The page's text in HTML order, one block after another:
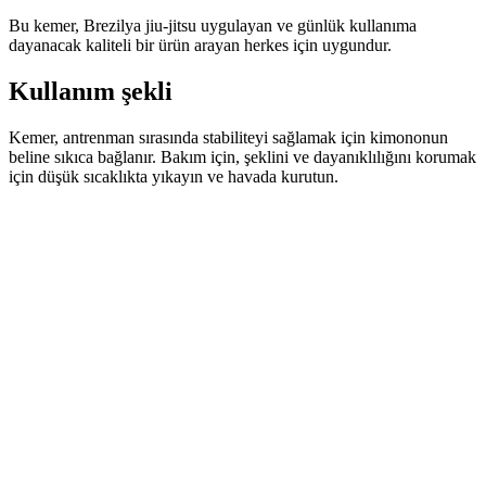
Bu kemer, Brezilya jiu-jitsu uygulayan ve günlük kullanıma
dayanacak kaliteli bir ürün arayan herkes için uygundur.
Kullanım şekli
Kemer, antrenman sırasında stabiliteyi sağlamak için kimononun
beline sıkıca bağlanır. Bakım için, şeklini ve dayanıklılığını korumak
için düşük sıcaklıkta yıkayın ve havada kurutun.